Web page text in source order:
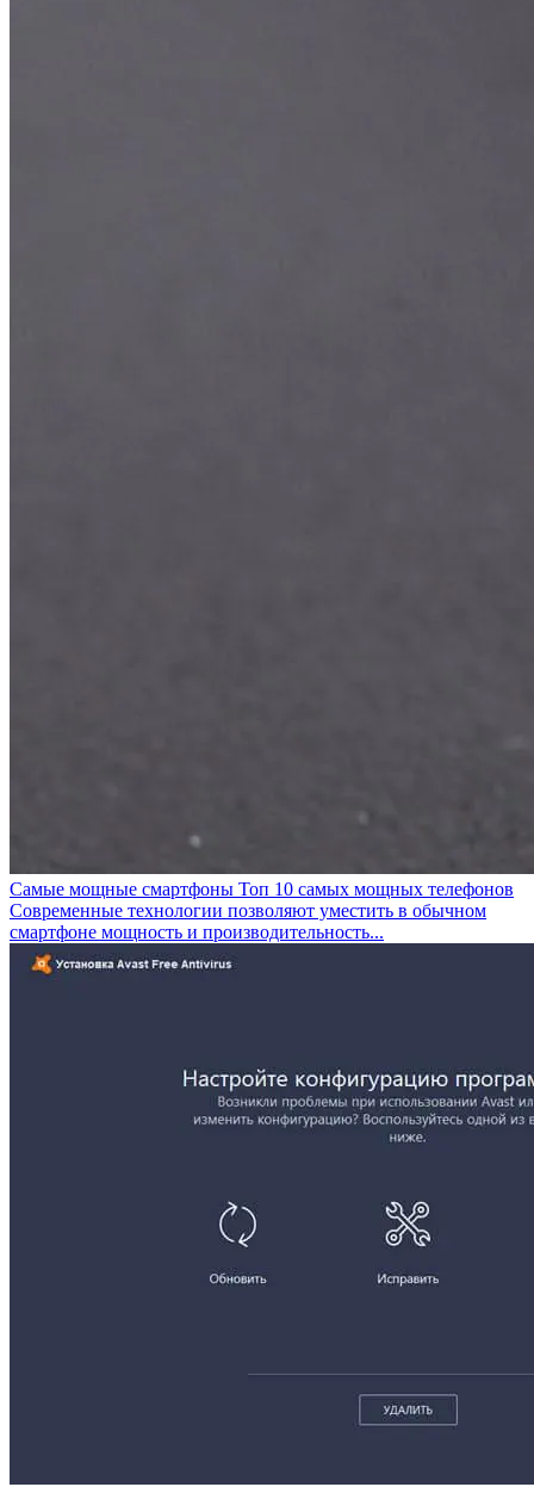
Самые мощные смартфоны Топ 10 самых мощных телефонов
Современные технологии позволяют уместить в обычном
смартфоне мощность и производительность...